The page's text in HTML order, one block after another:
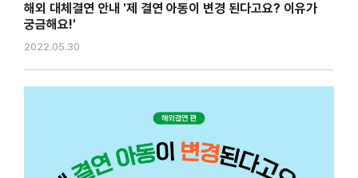
해외 대체결연 안내 '제 결연 아동이 변경 된다고요? 이유가
궁금해요!'
2022.05.30